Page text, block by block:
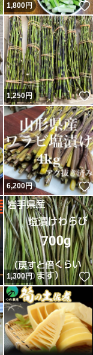
いいね！
1,800円
いいね！
1,250円
いいね！
6,200円
いいね！
1,300円